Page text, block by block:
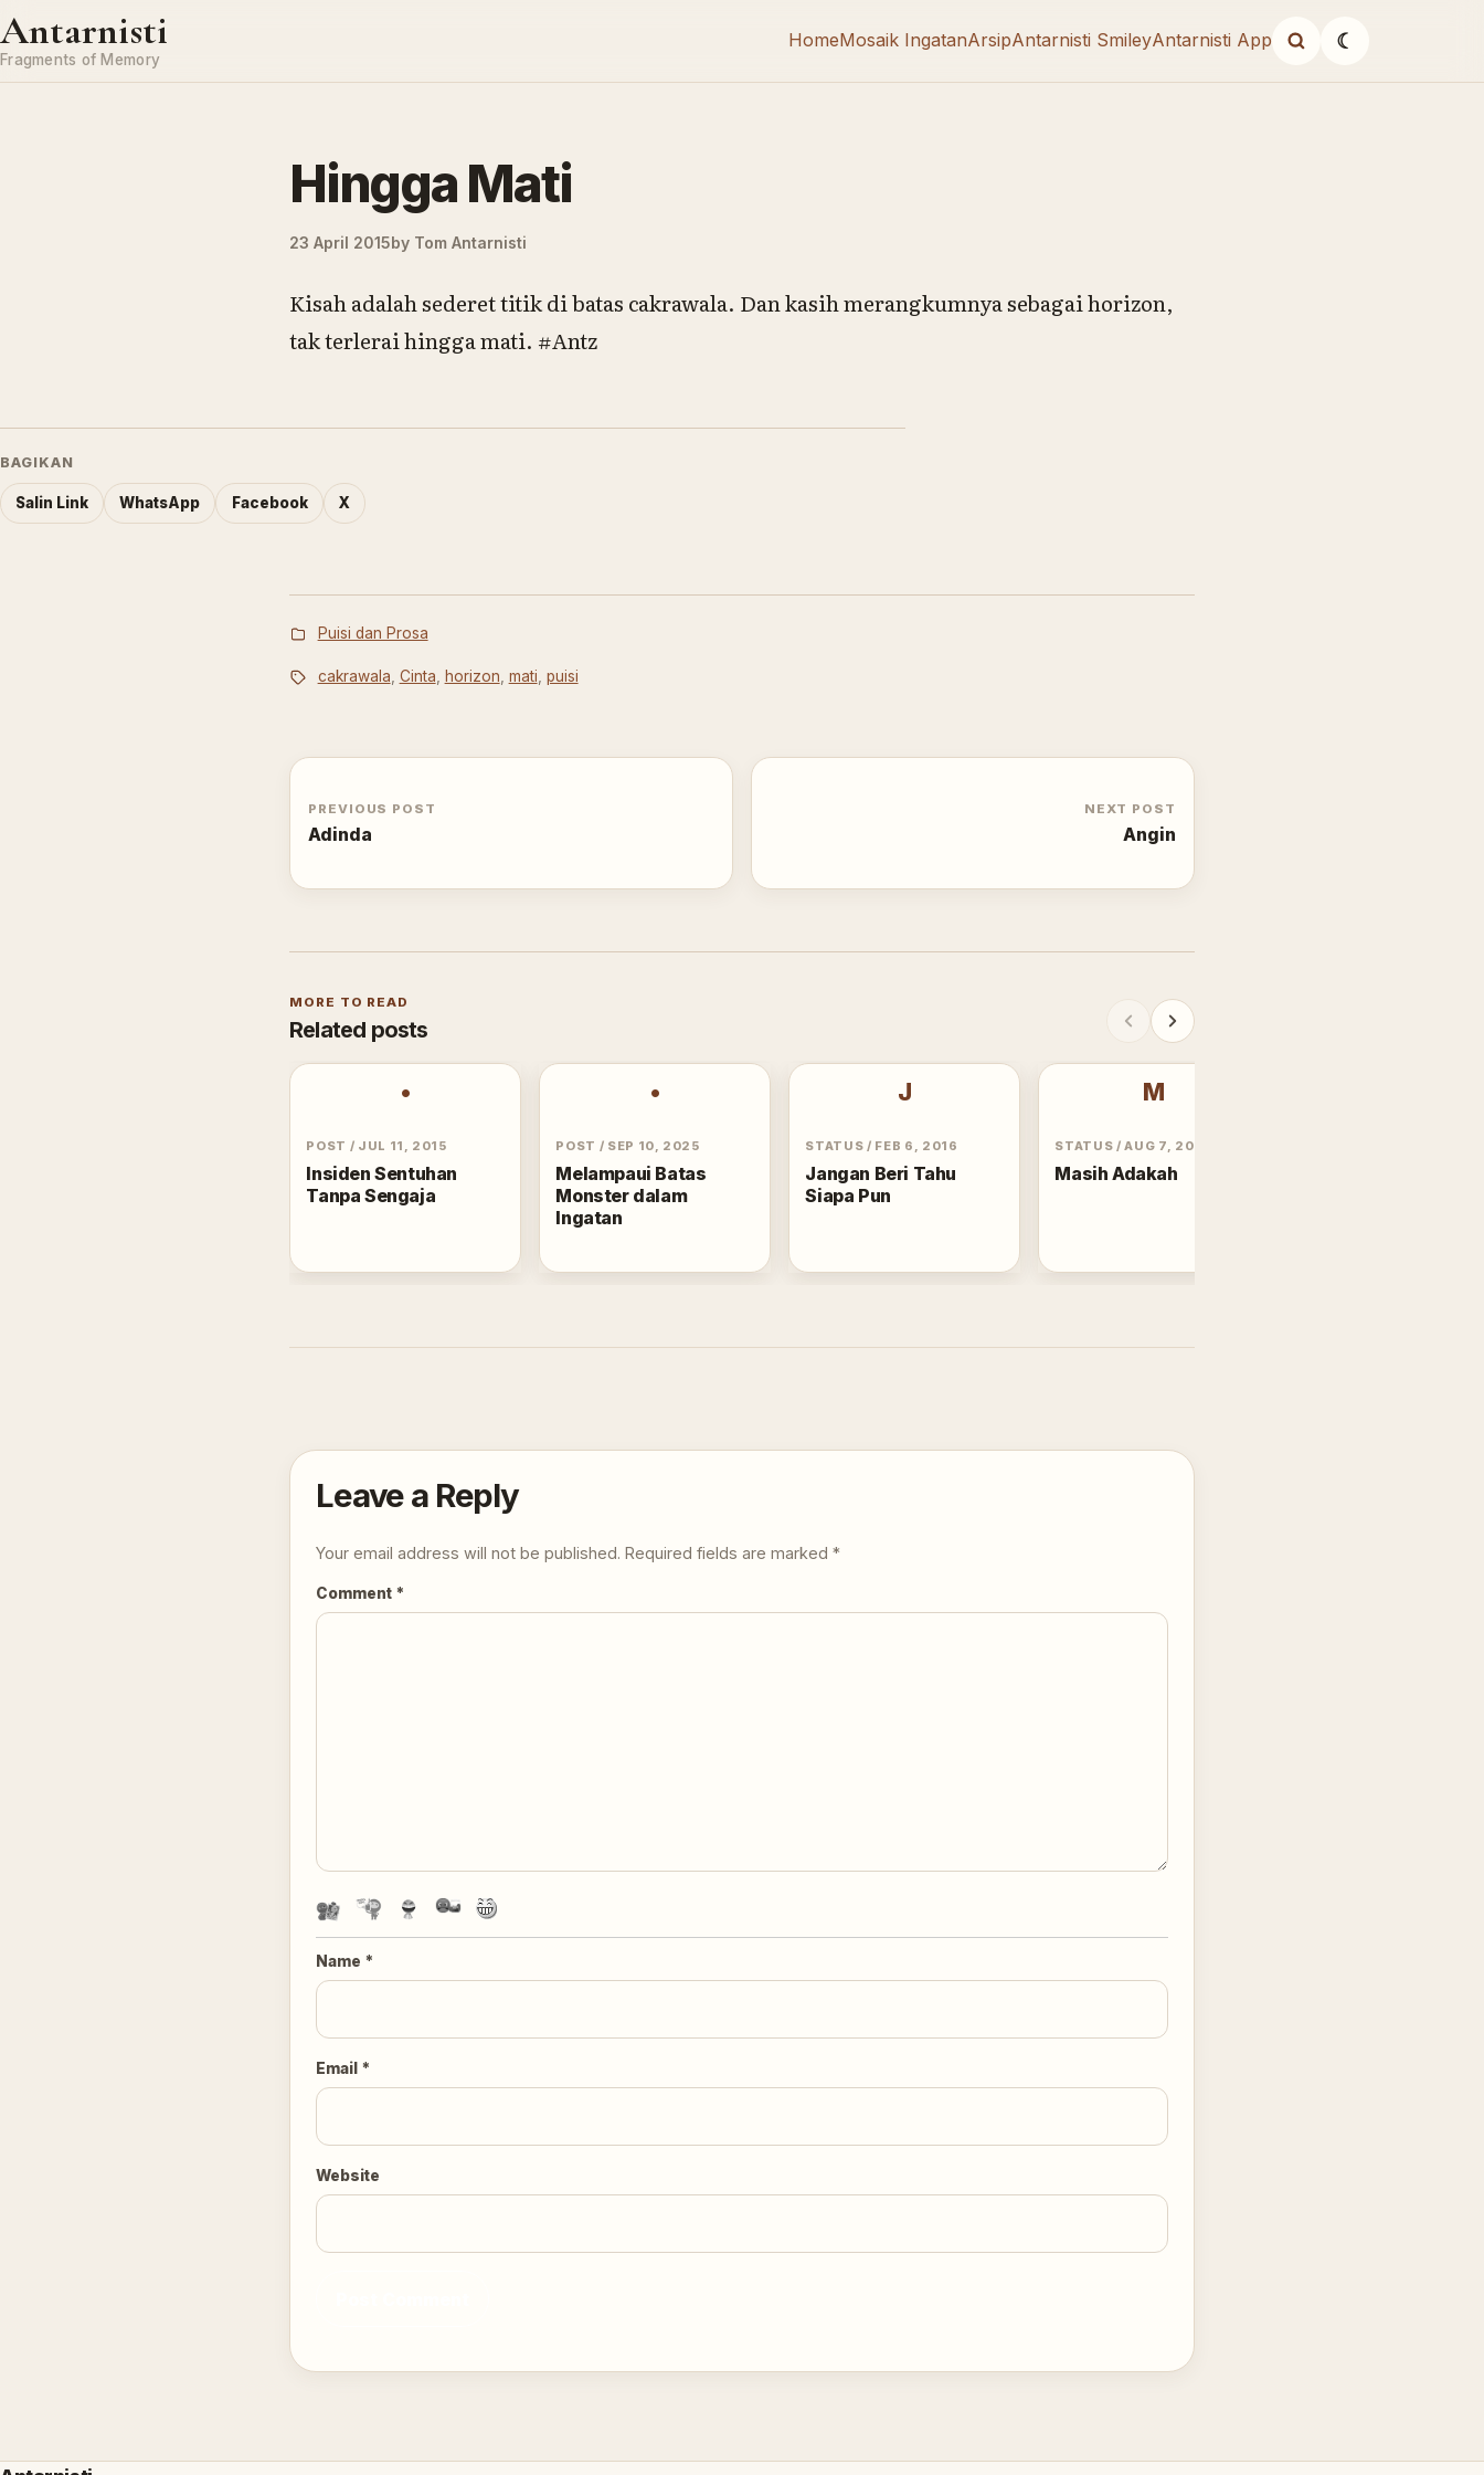
Skip to content
Antarnisti
Fragments of Memory
HomeMosaik IngatanArsipAntarnisti SmileyAntarnisti App ☾
Hingga Mati
23 April 2015by Tom Antarnisti
Kisah adalah sederet titik di batas cakrawala. Dan kasih merangkumnya sebagai horizon,
tak terlerai hingga mati. #Antz
BAGIKAN
Salin Link WhatsApp Facebook X
Puisi dan Prosa
cakrawala Cinta horizon mati puisi
PREVIOUS POST
Adinda
NEXT POST
Angin
MORE TO READ
Related posts
•
POST / JUL 11, 2015
Insiden Sentuhan
Tanpa Sengaja
•
POST / SEP 10, 2025
Melampaui Batas
Monster dalam
Ingatan
J
STATUS / FEB 6, 2016
Jangan Beri Tahu
Siapa Pun
M
STATUS / AUG 7, 2003
Masih Adakah
Leave a Reply
Your email address will not be published. Required fields are marked*
Comment *
Name *
Email *
Website